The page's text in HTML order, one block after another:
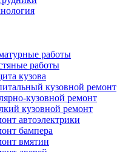
работы
работы
кузова
кузовной ремонт
кузовной ремонт
кузовной ремонт
автоэлектрики
бампера
вмятин